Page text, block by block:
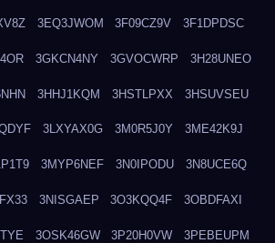
3EQ3JWOM 3F09CZ9V 3F1DPDSC
3GKCN4NY 3GVOCWRP 3H28UNEO
3HHJ1KQM 3HSTLPXX 3HSUVSEU
3LXYAX0G 3M0R5J0Y 3ME42K9J
3MYP6NEF 3N0IPODU 3N8UCE6Q
3NISGAEP 3O3KQQ4F 3OBDFAXI
3OSK46GW 3P20H0VW 3PEBEUPM